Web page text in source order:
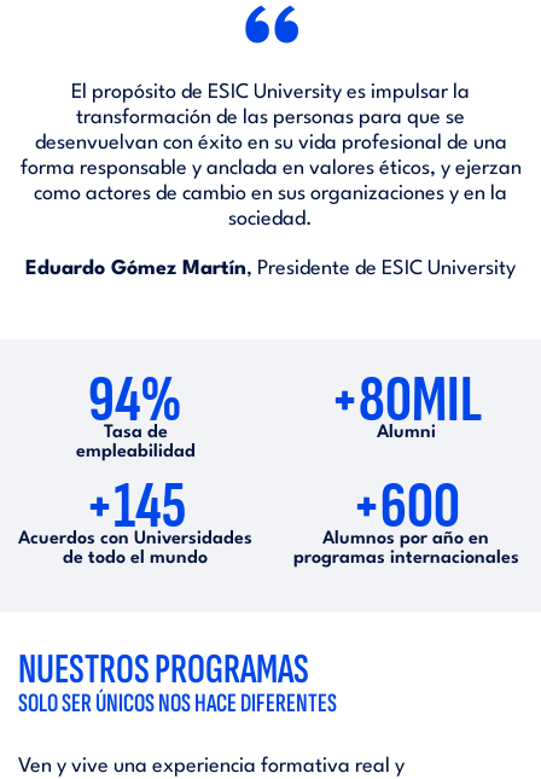
“
El propósito de ESIC University es impulsar la
transformación de las personas para que se
desenvuelvan con éxito en su vida profesional de una
forma responsable y anclada en valores éticos, y ejerzan
como actores de cambio en sus organizaciones y en la
sociedad.
Eduardo Gómez Martín, Presidente de ESIC University
94%
Tasa de
empleabilidad
+80MIL
Alumni
+145
Acuerdos con Universidades
de todo el mundo
+600
Alumnos por año en
programas internacionales
NUESTROS PROGRAMAS
SOLO SER ÚNICOS NOS HACE DIFERENTES
Ven y vive una experiencia formativa real y